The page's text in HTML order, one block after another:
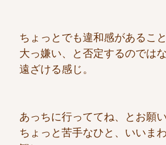
ちょっとでも違和感があるこ
大っ嫌い、と否定するのでは
遠ざける感じ。
あっちに行っててね、とお願
ちょっと苦手なひと、いいま